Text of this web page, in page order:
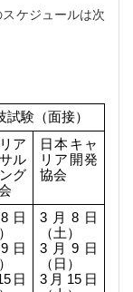
ケジュールは次
試験（面接）
ア
ル
グ
日本キャ
リア開発
協会
日
日
日
3月8日
（土）
3月9日
（日）
3月15日